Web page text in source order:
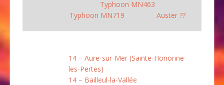
Typhoon MN463
Typhoon MN719
Auster ??
14 – Aure-sur-Mer (Sainte-Honorine-
les-Pertes)
14 – Bailleul-la-Vallée